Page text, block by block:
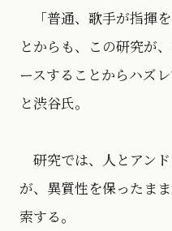
「普通、歌手が指揮
とからも、この研究が
ースすることからハズ
と渋谷氏。
研究では、人とアン
が、異質性を保ったま
索する。